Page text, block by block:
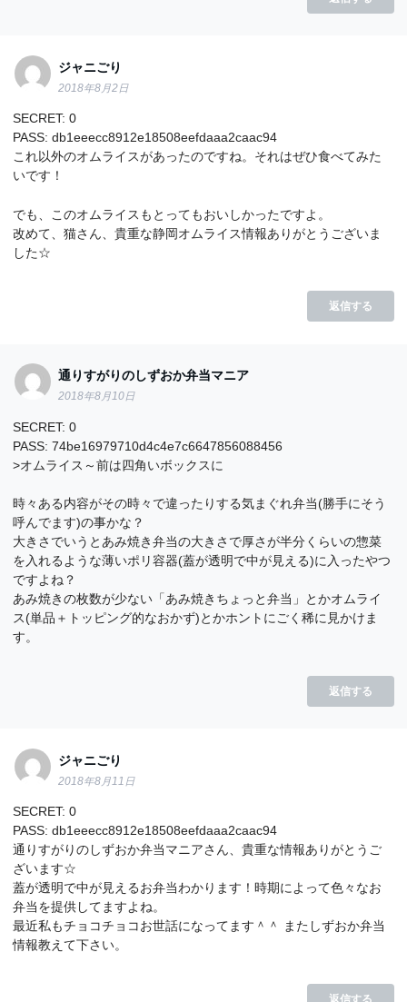
ジャニごり
2018年8月2日
SECRET: 0
PASS: db1eeecc8912e18508eefdaaa2caac94
これ以外のオムライスがあったのですね。それはぜひ食べてみた
いです！
でも、このオムライスもとってもおいしかったですよ。
改めて、猫さん、貴重な静岡オムライス情報ありがとうございま
した☆
返信する
通りすがりのしずおか弁当マニア
2018年8月10日
SECRET: 0
PASS: 74be16979710d4c4e7c6647856088456
>オムライス～前は四角いボックスに
時々ある内容がその時々で違ったりする気まぐれ弁当(勝手にそう
呼んでます)の事かな？
大きさでいうとあみ焼き弁当の大きさで厚さが半分くらいの惣菜
を入れるような薄いポリ容器(蓋が透明で中が見える)に入ったやつ
ですよね？
あみ焼きの枚数が少ない「あみ焼きちょっと弁当」とかオムライ
ス(単品＋トッピング的なおかず)とかホントにごく稀に見かけま
す。
返信する
ジャニごり
2018年8月11日
SECRET: 0
PASS: db1eeecc8912e18508eefdaaa2caac94
通りすがりのしずおか弁当マニアさん、貴重な情報ありがとうご
ざいます☆
蓋が透明で中が見えるお弁当わかります！時期によって色々なお
弁当を提供してますよね。
最近私もチョコチョコお世話になってます＾＾ またしずおか弁当
情報教えて下さい。
返信する